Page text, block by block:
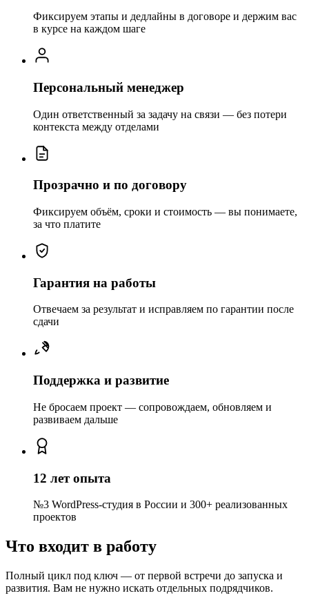
Фиксируем этапы и дедлайны в договоре и держим вас
в курсе на каждом шаге
Персональный менеджер
Один ответственный за задачу на связи — без потери
контекста между отделами
Прозрачно и по договору
Фиксируем объём, сроки и стоимость — вы понимаете,
за что платите
Гарантия на работы
Отвечаем за результат и исправляем по гарантии после
сдачи
Поддержка и развитие
Не бросаем проект — сопровождаем, обновляем и
развиваем дальше
12 лет опыта
№3 WordPress-студия в России и 300+ реализованных
проектов
Что входит в работу
Полный цикл под ключ — от первой встречи до запуска и
развития. Вам не нужно искать отдельных подрядчиков.